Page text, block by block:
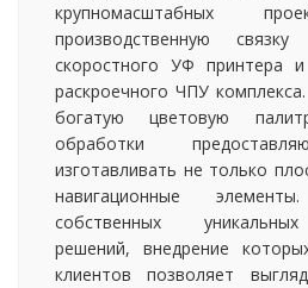
крупномасштабных
производственную связку
скоростного УФ принтера и
раскроечного ЧПУ
богатую цветовую
обработки
изготавливать не только
навигационные
собственных
решений, внедрение
клиентов позволяет